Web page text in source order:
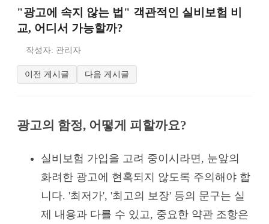
"광고에 속지 않는 법" 객관적인 실비보험 비
교, 어디서 가능할까?
작성자: 관리자
이전 게시글 다음 게시글
광고의 함정, 어떻게 피할까요?
실비보험 가입을 고려 중이시라면, 눈앞의
화려한 광고에 현혹되지 않도록 주의해야 합
니다. '최저가', '최고의 보장' 등의 문구는 실
제 내용과 다를 수 있고, 중요한 약관 조항은